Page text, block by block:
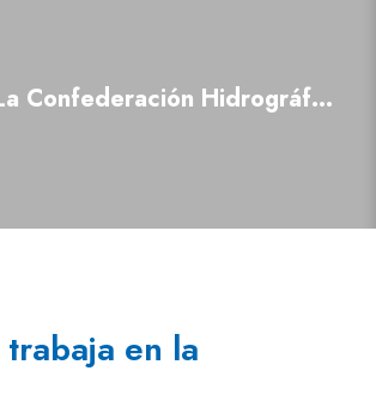
La Confederación Hidrográfica del Cantábrico trabaja en la conservación del río Calabres en Llanes
en la